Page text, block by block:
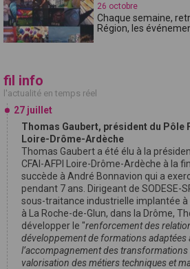
26 octobre
Chaque semaine,
Région, les
fil info
l'actualité en temps réel
27 juillet
Thomas Gaubert, président du Pôle
Loire-Drôme-Ardèche
Thomas Gaubert a été élu à la
CFAI-AFPI Loire-Drôme-Ardèche à la
succède à André Bonnavion qui a
pendant 7 ans. Dirigeant de SODESE-
sous-traitance industrielle implantée à
à La Roche-de-Glun, dans la Drôme,
développer le "renforcement des
développement de formations adaptées
l’accompagnement des transformations
valorisation des métiers techniques et